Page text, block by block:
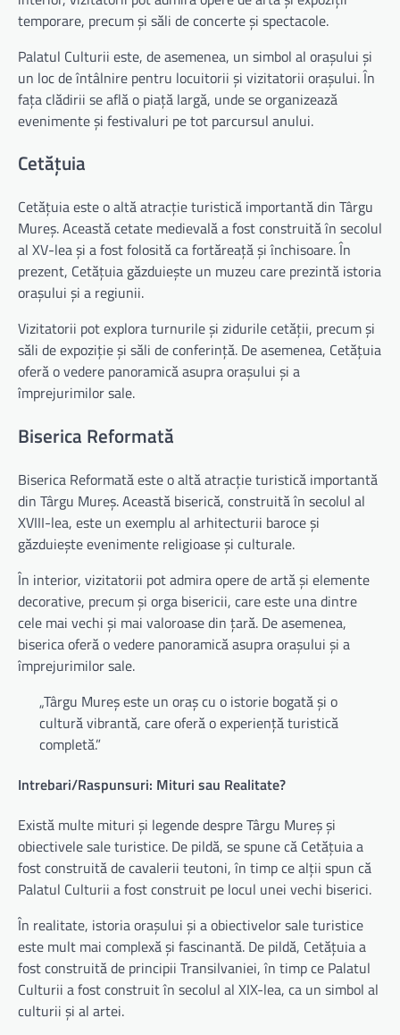
temporare, precum și săli de concerte și spectacole.
Palatul Culturii este, de asemenea, un simbol al orașului și
un loc de întâlnire pentru locuitorii și vizitatorii orașului. În
fața clădirii se află o piață largă, unde se organizează
evenimente și festivaluri pe tot parcursul anului.
Cetățuia
Cetățuia este o altă atracție turistică importantă din Târgu
Mureș. Această cetate medievală a fost construită în secolul
al XV-lea și a fost folosită ca fortăreață și închisoare. În
prezent, Cetățuia găzduiește un muzeu care prezintă istoria
orașului și a regiunii.
Vizitatorii pot explora turnurile și zidurile cetății, precum și
săli de expoziție și săli de conferință. De asemenea, Cetățuia
oferă o vedere panoramică asupra orașului și a
împrejurimilor sale.
Biserica Reformată
Biserica Reformată este o altă atracție turistică importantă
din Târgu Mureș. Această biserică, construită în secolul al
XVIII-lea, este un exemplu al arhitecturii baroce și
găzduiește evenimente religioase și culturale.
În interior, vizitatorii pot admira opere de artă și elemente
decorative, precum și orga bisericii, care este una dintre
cele mai vechi și mai valoroase din țară. De asemenea,
biserica oferă o vedere panoramică asupra orașului și a
împrejurimilor sale.
„Târgu Mureș este un oraș cu o istorie bogată și o
cultură vibrantă, care oferă o experiență turistică
completă.”
Intrebari/Raspunsuri: Mituri sau Realitate?
Există multe mituri și legende despre Târgu Mureș și
obiectivele sale turistice. De pildă, se spune că Cetățuia a
fost construită de cavalerii teutoni, în timp ce alții spun că
Palatul Culturii a fost construit pe locul unei vechi biserici.
În realitate, istoria orașului și a obiectivelor sale turistice
este mult mai complexă și fascinantă. De pildă, Cetățuia a
fost construită de principii Transilvaniei, în timp ce Palatul
Culturii a fost construit în secolul al XIX-lea, ca un simbol al
culturii și al artei.